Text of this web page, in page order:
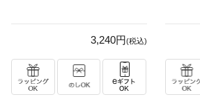
3,240円(税込)